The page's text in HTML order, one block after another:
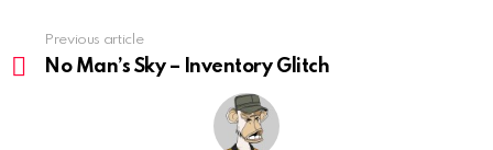
more
Previous article
No Man’s Sky – Inventory Glitch